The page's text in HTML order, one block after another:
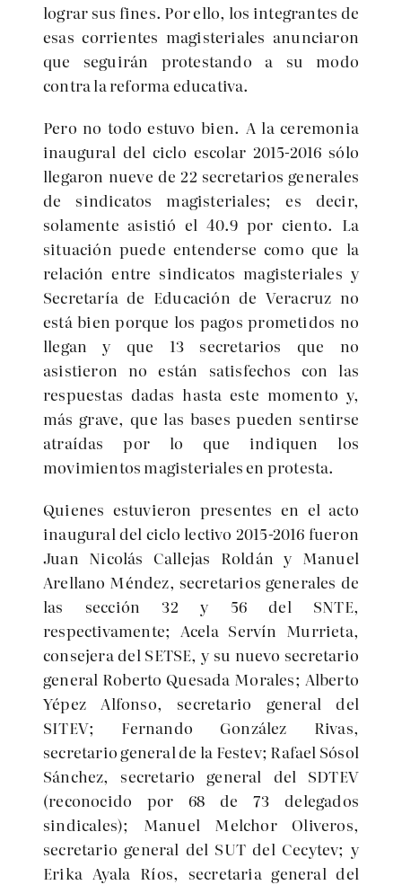
lograr sus fines. Por ello, los integrantes de
esas corrientes magisteriales anunciaron
que seguirán protestando a su modo
contra la reforma educativa.
Pero no todo estuvo bien. A la ceremonia
inaugural del ciclo escolar 2015-2016 sólo
llegaron nueve de 22 secretarios generales
de sindicatos magisteriales; es decir,
solamente asistió el 40.9 por ciento. La
situación puede entenderse como que la
relación entre sindicatos magisteriales y
Secretaría de Educación de Veracruz no
está bien porque los pagos prometidos no
llegan y que 13 secretarios que no
asistieron no están satisfechos con las
respuestas dadas hasta este momento y,
más grave, que las bases pueden sentirse
atraídas por lo que indiquen los
movimientos magisteriales en protesta.
Quienes estuvieron presentes en el acto
inaugural del ciclo lectivo 2015-2016 fueron
Juan Nicolás Callejas Roldán y Manuel
Arellano Méndez, secretarios generales de
las sección 32 y 56 del SNTE,
respectivamente; Acela Servín Murrieta,
consejera del SETSE, y su nuevo secretario
general Roberto Quesada Morales; Alberto
Yépez Alfonso, secretario general del
SITEV; Fernando González Rivas,
secretario general de la Festev; Rafael Sósol
Sánchez, secretario general del SDTEV
(reconocido por 68 de 73 delegados
sindicales); Manuel Melchor Oliveros,
secretario general del SUT del Cecytev; y
Erika Ayala Ríos, secretaria general del